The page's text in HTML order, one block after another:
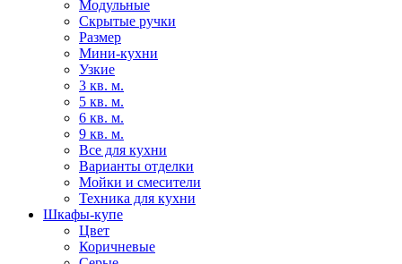
Модульные
Скрытые ручки
Размер
Мини-кухни
Узкие
3 кв. м.
5 кв. м.
6 кв. м.
9 кв. м.
Все для кухни
Варианты отделки
Мойки и смесители
Техника для кухни
Шкафы-купе
Цвет
Коричневые